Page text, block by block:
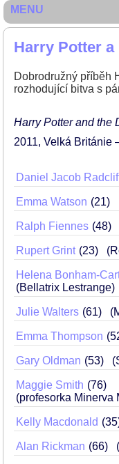
Harry Potter
Dobrodružný příběh
rozhodující bitva s
Harry Potter and the
2011 Velká Británie
Daniel Jacob
Emma Watson 21
Ralph Fiennes 48
Rupert Grint 23
Helena Bonham-
(Bellatrix Lestrange)
Julie Walters 61
Emma Thompson
Gary Oldman 53
Maggie Smith
76
(profesorka Minerva
Kelly Macdonald 35
Alan Rickman 66
MENU